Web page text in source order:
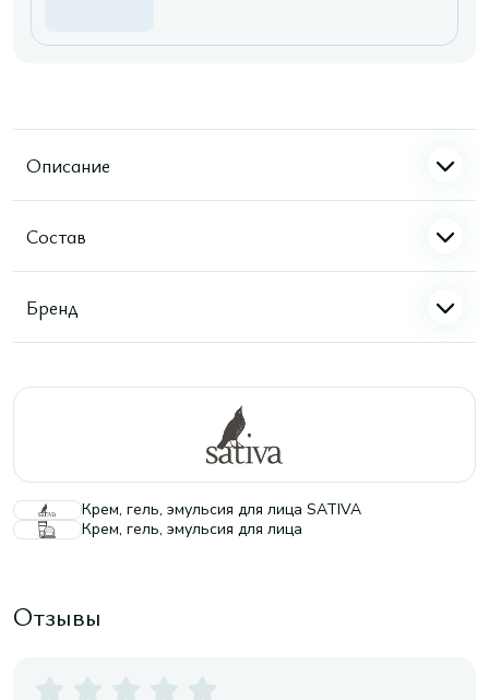
Описание
Состав
Бренд
Крем, гель, эмульсия для лица SATIVA
Крем, гель, эмульсия для лица
Отзывы